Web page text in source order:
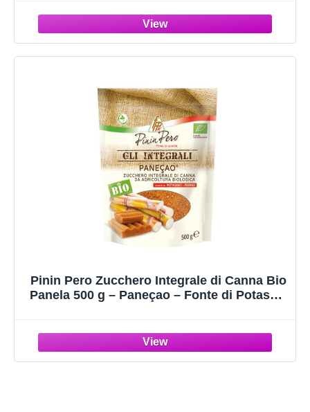
panificazione - Latino gourmet
Pinin Pero Zucchero Integrale di Canna Bio
Panela 500 g – Paneçao – Fonte di Potassio